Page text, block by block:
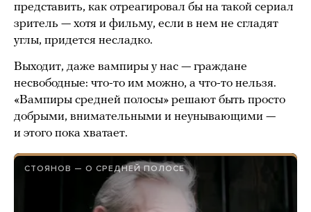
представить, как отреагировал бы на такой сериал
зритель — хотя и фильму, если в нем не сгладят
углы, придется несладко.
Выходит, даже вампиры у нас — граждане
несвободные: что-то им можно, а что-то нельзя.
«Вампиры средней полосы» решают быть просто
добрыми, внимательными и неунывающими —
и этого пока хватает.
СТОЯНОВ — О СРЕДНЕЙ ПОЛОСЕ